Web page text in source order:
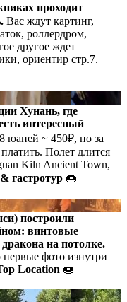
проходит
Вас ждут картинг,
роллердром,
другое ждет
ориентир стр.7.
Хунань, где
интересный
юаней ~ 450₽, но за
Полет длится
Kiln Ancient Town,
& гастротур 🍩
построили
винтовые
на потолке.
фото изнутри
Location 🍩